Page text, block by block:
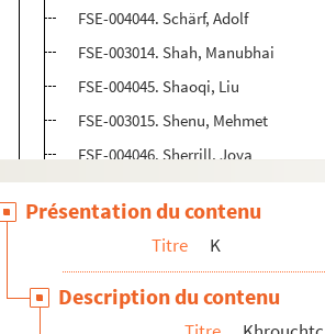
FSE-004044. Schärf, Adolf
FSE-003014. Shah, Manubhai
FSE-004045. Shaoqi, Liu
FSE-003015. Shenu, Mehmet
FSE-004046. Sherrill, Joya
FSE-002911. Sihanouk, Norodom
FSE-003016. Singh, Sardar Swaran
FSE-002912. Soekarno
FSE-004047. Saak, Paul-Henri
FSE-004048. Souvanna Phouma
Présentation du contenu
Titre K
Description du contenu